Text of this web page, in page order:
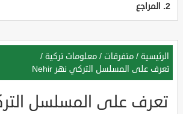
المراجع
الرئيسية / متفرقات / معلومات تركية /
تعرف على المسلسل التركي نهر Nehir
تعرف على المسلسل